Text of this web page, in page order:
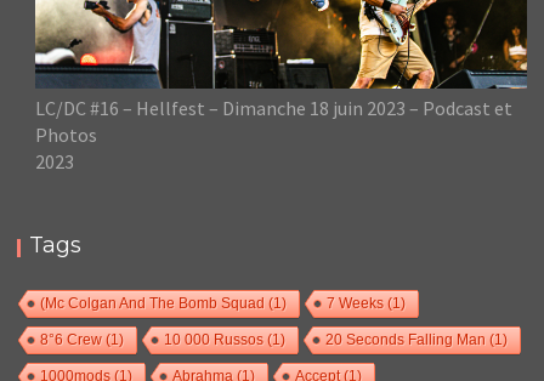
LC/DC #16 – Hellfest – Dimanche 18 juin 2023 – Podcast et
Photos
2023
Tags
(Mc Colgan And The Bomb Squad(1) 7 Weeks(1)
8°6 Crew(1) 10 000 Russos(1) 20 Seconds Falling Man(1)
1000mods(1) Abrahma(1) Accept(1)